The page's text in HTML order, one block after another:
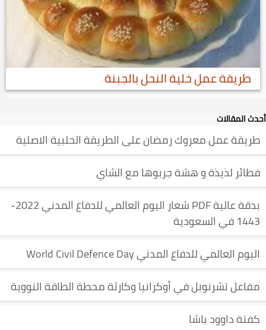
طريقة عمل خلية النحل بالجبنة
أحدث المقالات
طريقة عمل معروك رمضان على الطريقة الحلبية الاصلية
فطائر لذيذة و هشة جربوها مع الشاي
بدقة عالية PDF شعار اليوم العالمي للدفاع المدني 2022-
1443 في السعودية
اليوم العالمي للدفاع المدني World Civil Defence Day
مفاعل تشرنوبل في أوكرانيا وكارثة محطة الطاقة النووية
كفتة داوود باشا